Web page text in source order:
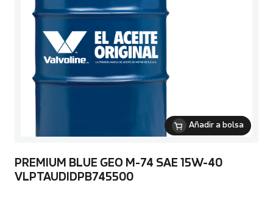
Añadir a bolsa
PREMIUM BLUE GEO M-74 SAE 15W-40
VLPTAUDIDPB745500